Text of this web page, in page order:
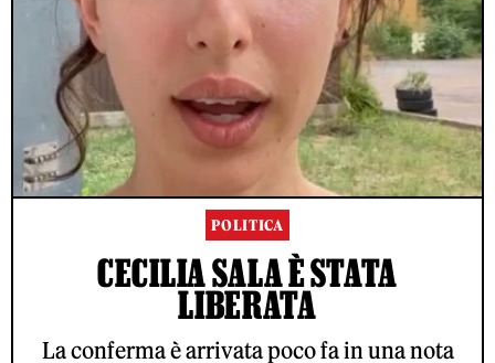
POLITICA
CECILIA SALA È STATA
LIBERATA
La conferma è arrivata poco fa in una nota